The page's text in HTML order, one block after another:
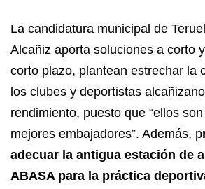
La candidatura municipal de
Alcañiz aporta soluciones a corto
corto plazo, plantean estrechar la
los clubes y deportistas
rendimiento, puesto que “ellos
mejores embajadores”. Además, p
adecuar la antigua estación de
ABASA para la práctica